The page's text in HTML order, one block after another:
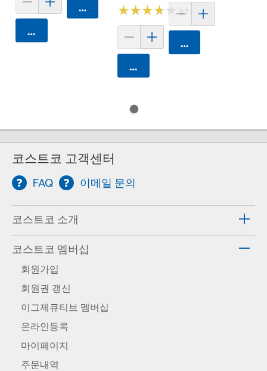
카트에 담기
카트에 담기
★★★★★
★★★★★3.7 (15)
카트에 담기
카트에 담기
코스트코 고객센터
FAQ 이메일 문의
코스트코 소개
코스트코 멤버십
회원가입
회원권 갱신
이그제큐티브 멤버십
온라인등록
마이페이지
주문내역